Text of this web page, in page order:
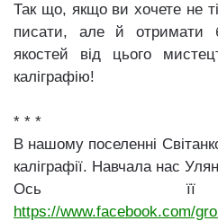
Так що, якщо ви хочете не
писати, але й отримати
якостей від цього
каліграфію!
* * *
В нашому поселенні
каліграфії. Навчала нас
Ось її
https://www.facebook.com/